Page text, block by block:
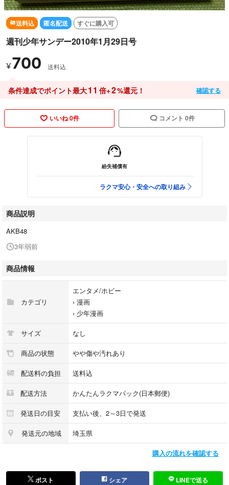
送料込 匿名配送 すぐに購入可
週刊少年サンデー2010年1月29日号
¥700 送料込
条件達成でポイント最大11 倍+2%還元！ 確認する
いいね 0件 コメント 0件
紛失補償有
ラクマ安心・安全への取り組み
商品説明
AKB48
3年弱前
商品情報
カテゴリ
エンタメ/ホビー
› 漫画
› 少年漫画
サイズ なし
商品の状態 やや傷や汚れあり
配送料の負担 送料込
配送方法 かんたんラクマパック(日本郵便)
発送日の目安 支払い後、2～3日で発送
発送元の地域 埼玉県
購入の流れを確認する
ポスト シェア LINEで送る